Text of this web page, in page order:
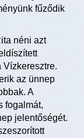
fűződik
néni azt
Vízkeresztre.
az ünnep
A
fogalmát,
jelentőségét.